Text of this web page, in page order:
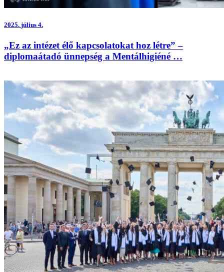
2025. július 4.
„Ez az intézet élő kapcsolatokat hoz létre” –
diplomaátadó ünnepség a Mentálhigiéné …